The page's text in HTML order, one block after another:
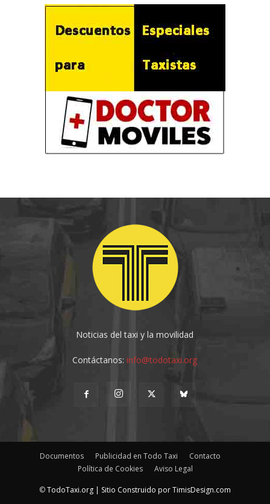
Noticias del taxi y la movilidad
Contáctanos:info@todotaxi.org
Documentos Publicidad en Todo Taxi
Contacto
Política de Cookies
Aviso Legal
©TodoTaxi.org | Sitio Construido porTimisDesign.com